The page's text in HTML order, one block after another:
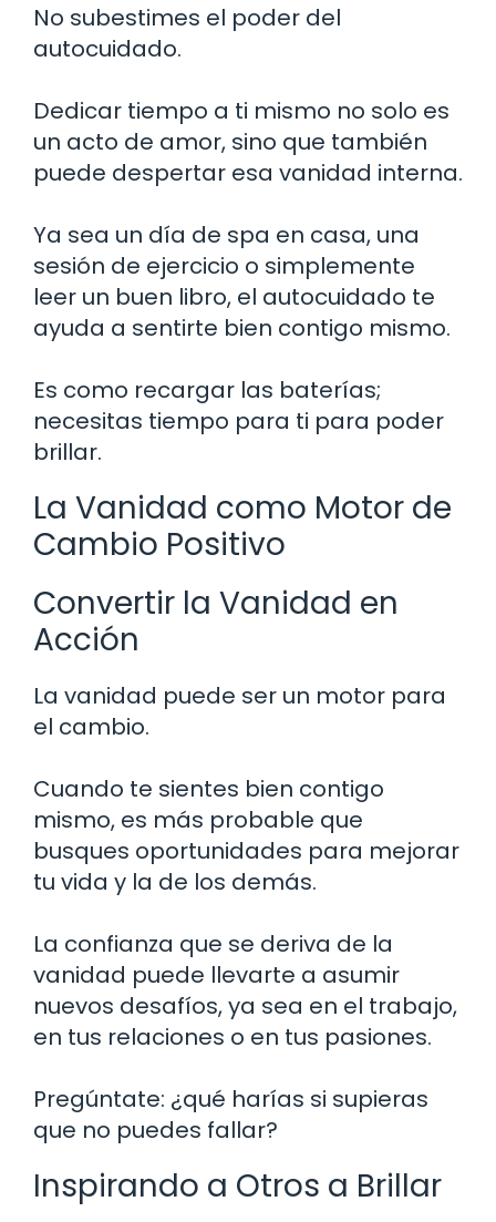
No subestimes el poder del
autocuidado.
Dedicar tiempo a ti mismo no solo es
un acto de amor, sino que también
puede despertar esa vanidad interna.
Ya sea un día de spa en casa, una
sesión de ejercicio o simplemente
leer un buen libro, el autocuidado te
ayuda a sentirte bien contigo mismo.
Es como recargar las baterías;
necesitas tiempo para ti para poder
brillar.
La Vanidad como Motor de
Cambio Positivo
Convertir la Vanidad en
Acción
La vanidad puede ser un motor para
el cambio.
Cuando te sientes bien contigo
mismo, es más probable que
busques oportunidades para mejorar
tu vida y la de los demás.
La confianza que se deriva de la
vanidad puede llevarte a asumir
nuevos desafíos, ya sea en el trabajo,
en tus relaciones o en tus pasiones.
Pregúntate: ¿qué harías si supieras
que no puedes fallar?
Inspirando a Otros a Brillar